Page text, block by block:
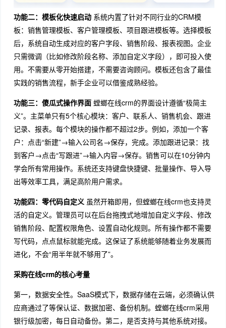
功能二：模板化快速启动系统内置了针对不同行业的CRM模
板：销售管理模板、客户管理模板、项目跟进模板等。选择模板
后，系统自动生成对应的客户字段、销售阶段、报表视图。企业
只需微调（比如修改阶段名称、添加自定义字段），即可投入使
用。不需要从零开始搭建，不需要咨询顾问。模板还包含了最佳
实践的销售流程，新手企业可以借鉴成熟经验。
功能三：傻瓜式操作界面螳螂在线crm的界面设计遵循“极简主
义”。主菜单只有5个核心模块：客户、联系人、销售机会、跟进
记录、报表。每个模块的操作都不超过2步。例如，添加一个客
户：点击“新建”→输入公司名→保存，完成。添加跟进记录：找
到客户→点击“写跟进”→输入内容→保存。销售可以在10分钟内
学会所有常用操作。系统还支持键盘快捷键、批量操作、导入导
出等效率工具，满足高阶用户需求。
功能四：零代码自定义虽然开箱即用，但螳螂在线crm也支持灵
活的自定义。管理员可以在后台拖拽式地增加自定义字段、修改
销售阶段、配置权限角色、设置自动化规则。所有操作都不需要
写代码，点点鼠标就能完成。这保证了系统能够随着业务发展而
进化，不会“用半年就不够用了”。
采购在线crm的核心考量
第一，数据安全性。SaaS模式下，数据存储在云端，必须确认供
应商通过了等保认证、数据加密、备份机制。螳螂在线crm采用
银行级加密，每日自动备份。第二，是否支持与其他系统对接。